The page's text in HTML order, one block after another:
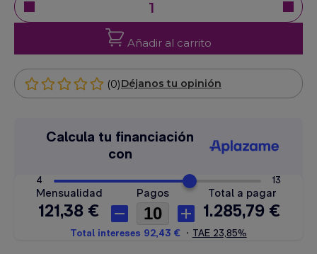
Añadir al carrito
(0)Déjanos tu opinión